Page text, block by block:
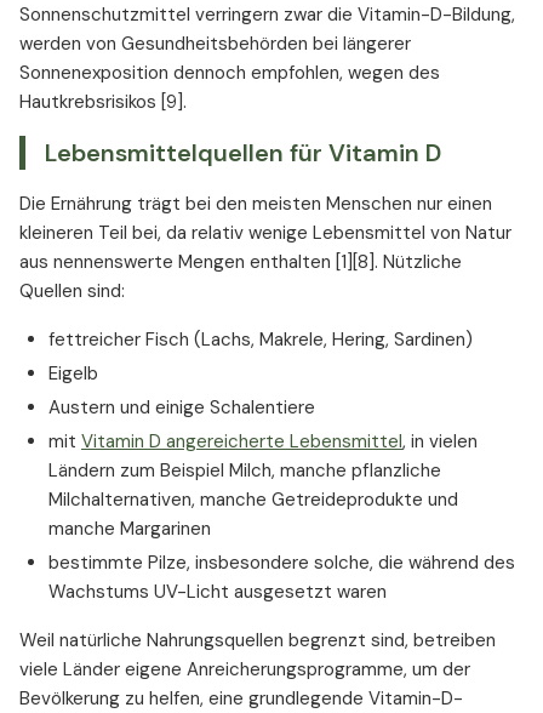
Sonnenschutzmittel verringern zwar die Vitamin-D-Bildung,
werden von Gesundheitsbehörden bei längerer
Sonnenexposition dennoch empfohlen, wegen des
Hautkrebsrisikos [9].
Lebensmittelquellen für Vitamin D
Die Ernährung trägt bei den meisten Menschen nur einen
kleineren Teil bei, da relativ wenige Lebensmittel von Natur
aus nennenswerte Mengen enthalten [1][8]. Nützliche
Quellen sind:
fettreicher Fisch (Lachs, Makrele, Hering, Sardinen)
Eigelb
Austern und einige Schalentiere
mit Vitamin D angereicherte Lebensmittel, in vielen
Ländern zum Beispiel Milch, manche pflanzliche
Milchalternativen, manche Getreideprodukte und
manche Margarinen
bestimmte Pilze, insbesondere solche, die während des
Wachstums UV-Licht ausgesetzt waren
Weil natürliche Nahrungsquellen begrenzt sind, betreiben
viele Länder eigene Anreicherungsprogramme, um der
Bevölkerung zu helfen, eine grundlegende Vitamin-D-